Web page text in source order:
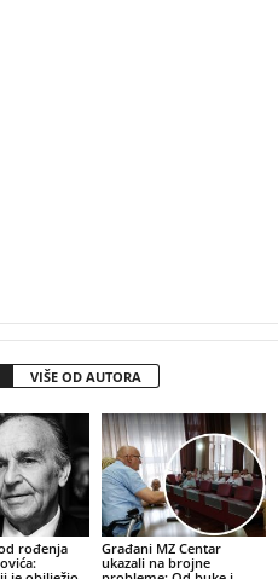
VIŠE OD AUTORA
rođenja
Građani MZ Centar
ukazali na brojne